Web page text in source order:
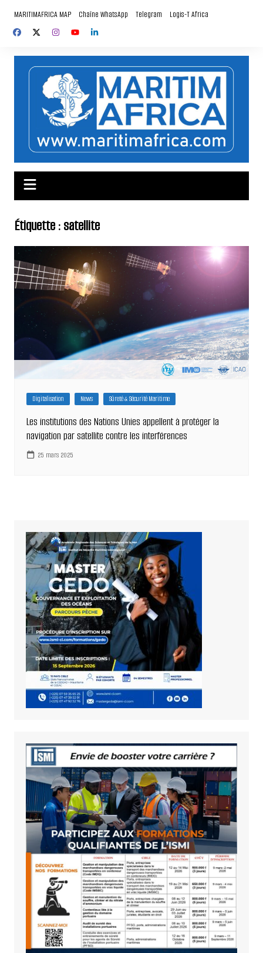
contenu
MARITIMAFRICA MAP Chaîne WhatsApp Telegram Logis-T Africa
Étiquette :satellite
Digitalisation News Sûreté & Sécurité Maritime
Les institutions des Nations Unies appellent à protéger la
navigation par satellite contre les interférences
25 mars 2025